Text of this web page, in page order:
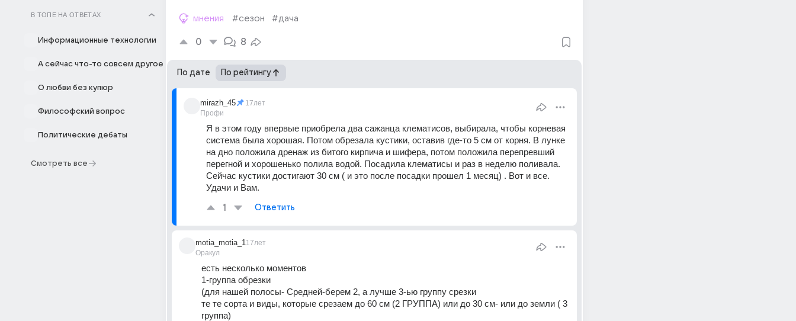
В ТОПЕ НА ОТВЕТАХ
Информационные технологии
А сейчас что-то совсем другое
О любви без купюр
Философский вопрос
Политические дебаты
Смотреть все
мнения #сезон #дача
0 8
По дате По рейтингу
mirazh_45
Профи
17лет
Я в этом году впервые приобрела два сажанца клематисов, выбирала, чтобы корневая
система была хорошая. Потом обрезала кустики, оставив где-то 5 см от корня. В лунке
на дно положила дренаж из битого кирпича и шифера, потом положила перепревший
перегной и хорошенько полила водой. Посадила клематисы и раз в неделю поливала.
Сейчас кустики достигают 30 см ( и это после посадки прошел 1 месяц) . Вот и все.
Удачи и Вам.
1 Ответить
motia_motia_1
Оракул
17лет
есть несколько моментов
1-группа обрезки
(для нашей полосы- Средней-берем 2, а лучше 3-ью группу срезки
те те сорта и виды, которые срезаем до 60 см (2 ГРУППА) или до 30 см- или до земли ( 3
группа)